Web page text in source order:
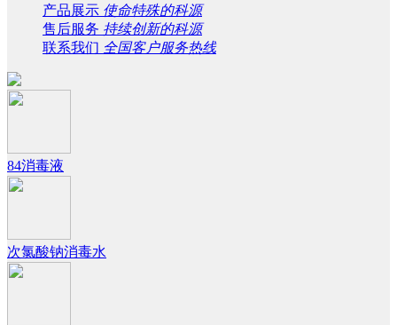
产品展示 使命特殊的科源
售后服务 持续创新的科源
联系我们 全国客户服务热线
84消毒液
次氯酸钠消毒水